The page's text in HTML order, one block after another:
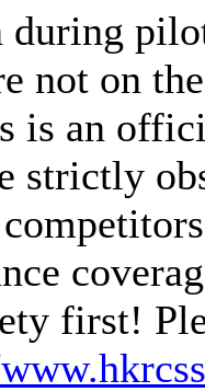
during
not on
is an
strictly
first!